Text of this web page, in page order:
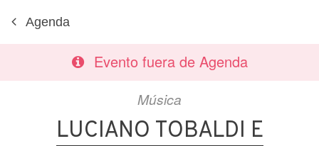
Agenda
Evento fuera de Agenda
Música
LUCIANO TOBALDI E